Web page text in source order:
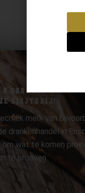
GRAAG.
SLIJTERIJ!
merk van
drankenhandel in
wat te komen
te proeven.